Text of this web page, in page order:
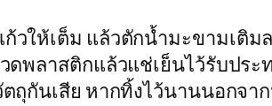
วให้เต็ม แล้วตักน้ำมะขามเติ
ดพลาสติกแล้วแช่เย็นไว้รับปร
ถุกันเสีย หากทิ้งไว้นานนอกจ